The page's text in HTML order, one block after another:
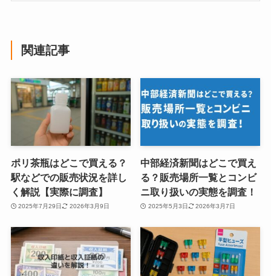
関連記事
ポリ茶瓶はどこで買える？
駅などでの販売状況を詳し
く解説【実際に調査】
2025年7月29日 2026年3月9日
中部経済新聞はどこで買え
る？販売場所一覧とコンビ
ニ取り扱いの実態を調査！
2025年5月3日 2026年3月7日